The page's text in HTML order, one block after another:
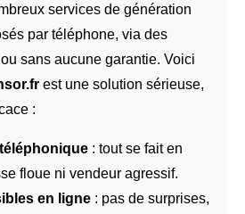
services de génération
par téléphone, via des
sans aucune garantie. Voici
est une solution sérieuse,
:
: tout se fait en
floue ni vendeur agressif.
en ligne : pas de surprises,